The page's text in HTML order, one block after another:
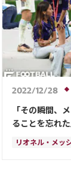
2022/12/28
「その瞬間、
ることを忘れ
リオネル・メッ